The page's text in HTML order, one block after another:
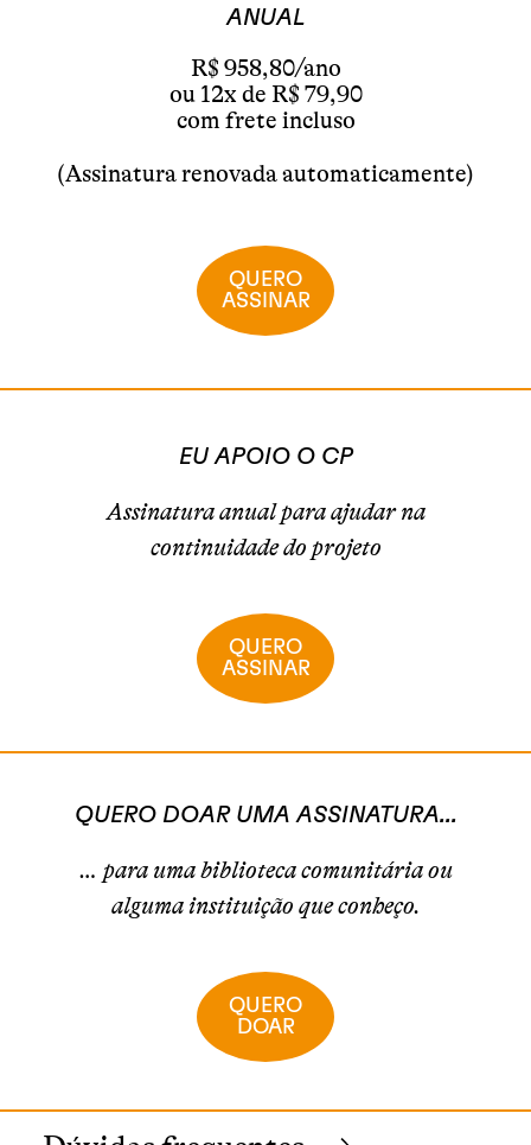
ANUAL
R$ 958,80/ano
ou 12x de R$ 79,90
com frete incluso
(Assinatura renovada automaticamente)
QUERO
ASSINAR
EU APOIO O CP
Assinatura anual para ajudar na
continuidade do projeto
QUERO
ASSINAR
QUERO DOAR UMA ASSINATURA...
… para uma biblioteca comunitária ou
alguma instituição que conheço.
QUERO
DOAR